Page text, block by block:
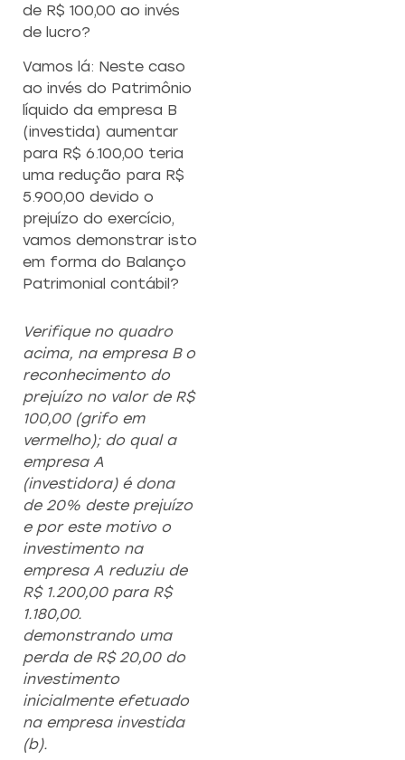
de R$ 100,00 ao invés
de lucro?
Vamos lá: Neste caso
ao invés do Patrimônio
líquido da empresa B
(investida) aumentar
para R$ 6.100,00 teria
uma redução para R$
5.900,00 devido o
prejuízo do exercício,
vamos demonstrar isto
em forma do Balanço
Patrimonial contábil?
Verifique no quadro
acima, na empresa B o
reconhecimento do
prejuízo no valor de R$
100,00 (grifo em
vermelho); do qual a
empresa A
(investidora) é dona
de 20% deste prejuízo
e por este motivo o
investimento na
empresa A reduziu de
R$ 1.200,00 para R$
1.180,00.
demonstrando uma
perda de R$ 20,00 do
investimento
inicialmente efetuado
na empresa investida
(b).